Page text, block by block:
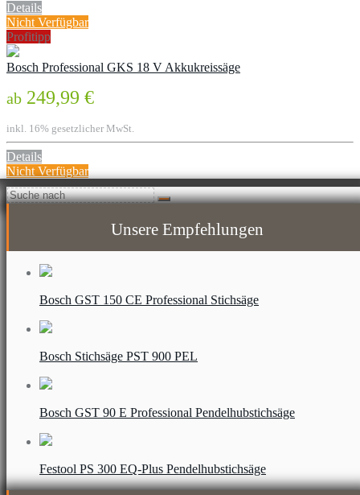
Details
Nicht Verfügbar
Profitipp
Bosch Professional GKS 18 V Akkukreissäge
ab 249,99 €
inkl. 16% gesetzlicher MwSt.
Details
Nicht Verfügbar
Unsere Empfehlungen
Bosch GST 150 CE Professional Stichsäge
Bosch Stichsäge PST 900 PEL
Bosch GST 90 E Professional Pendelhubstichsäge
Festool PS 300 EQ-Plus Pendelhubstichsäge